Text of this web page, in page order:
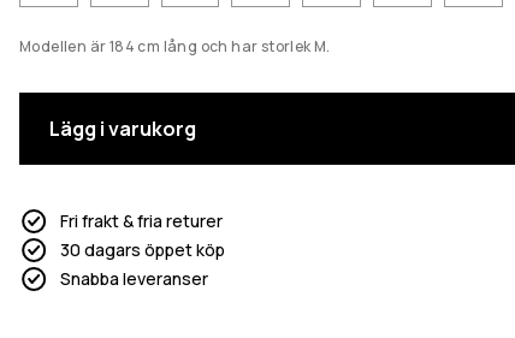
Modellen är 184 cm lång och har storlek M.
Lägg i varukorg
Fri frakt & fria returer
30 dagars öppet köp
Snabba leveranser